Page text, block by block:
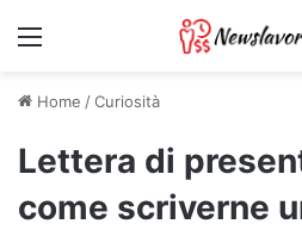
Menu
Home /Curiosità
Lettera di
come scriverne